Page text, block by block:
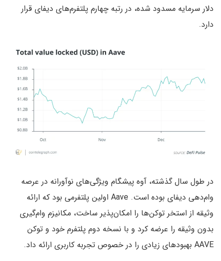
دلار سرمایه مسدود شده، در رتبه چهارم پلتفرم‌های دیفای قرار
دارد.
در طول سال گذشته، آوه پیشگام ویژگی‌های نوآورانه در عرصه
وام‌دهی دیفای بوده است. Aave اولین پلتفرمی بود که ارائه
وثیقه از استخر توکن‌ها را امکان‌پذیر ساخت، مکانیزم وام‌گیری
بدون وثیقه را عرضه کرد و با نسخه دوم پلتفرم خود و توکن
AAVE بهبودهای زیادی را در خصوص تجربه کاربری ارائه داد.